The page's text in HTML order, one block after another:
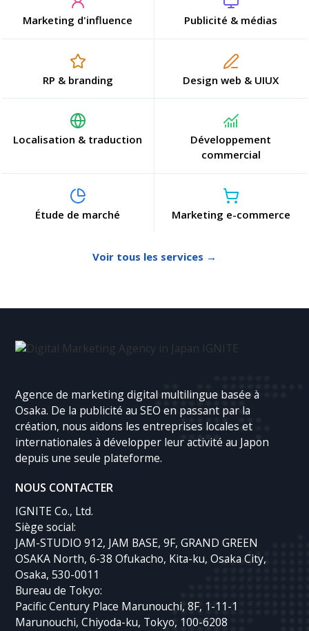
Marketing d'influence Publicité & médias
RP & branding Design web & UIUX
Localisation & traduction
Développement
commercial
Étude de marché Marketing e-commerce
Voir tous les services →
Agence de marketing digital multilingue basée à
Osaka. De la publicité au SEO en passant par la
création, nous aidons les entreprises locales et
internationales à développer leur activité au Japon
depuis une seule plateforme.
NOUS CONTACTER
IGNITE Co., Ltd.
Siège social:
JAM-STUDIO 912, JAM BASE, 9F, GRAND GREEN
OSAKA North, 6-38 Ofukacho, Kita-ku, Osaka City,
Osaka, 530-0011
Bureau de Tokyo:
Pacific Century Place Marunouchi, 8F, 1-11-1
Marunouchi, Chiyoda-ku, Tokyo, 100-6208